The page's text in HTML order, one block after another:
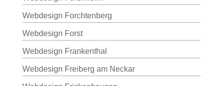
Webdesign Forchtenberg
Webdesign Forst
Webdesign Frankenthal
Webdesign Freiberg am Neckar